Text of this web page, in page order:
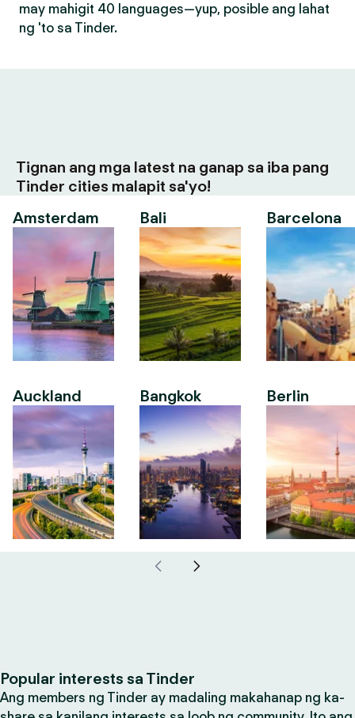
may mahigit 40 languages—yup, posible ang lahat
ng 'to sa Tinder.
Tignan ang mga latest na ganap sa iba pang
Tinder cities malapit sa'yo!
Amsterdam
Auckland
Bali
Bangkok
Barcelona
Berlin
Popular interests sa Tinder
Ang members ng Tinder ay madaling makahanap ng ka-